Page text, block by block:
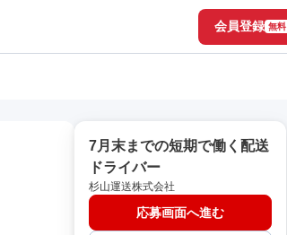
会員登録 無料
7月末までの短期で働く配送
ドライバー
杉山運送株式会社
応募画面へ進む